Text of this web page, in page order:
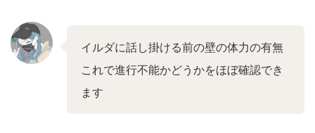
イルダに話し掛ける前の壁の体力の有無
これで進行不能かどうかをほぼ確認でき
ます